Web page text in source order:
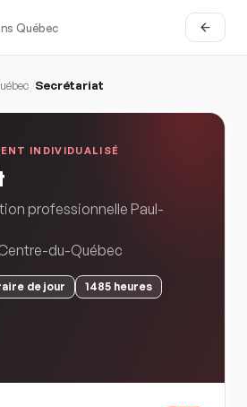
Québec
Secrétariat
INDIVIDUALISÉ
professionnelle Paul-
du-Québec
de jour 1485 heures